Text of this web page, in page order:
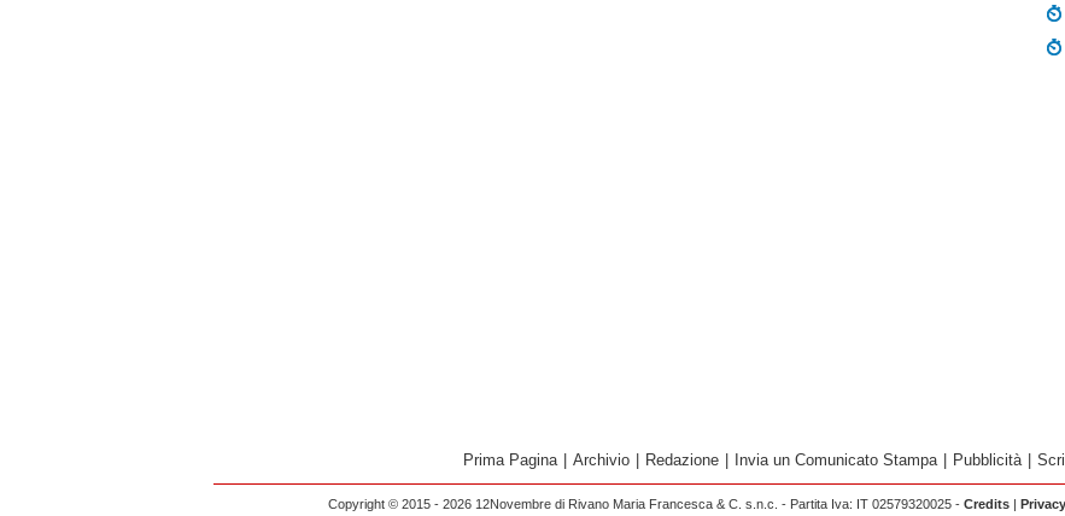
Prima Pagina Archivio Redazione Invia un Comunicato Stampa Pubblicità
Copyright © 2015 - 2026 12Novembre di Rivano Maria Francesca & C. s.n.c. - Partita Iva: IT 02579320025 - Credits |